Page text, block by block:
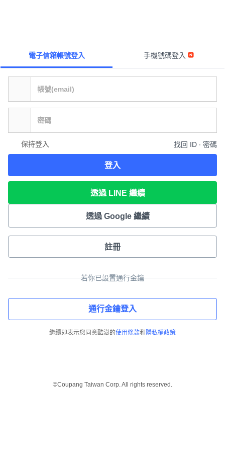
電子信箱帳號登入 手機號碼登入
保持登入 找回 ID ∙ 密碼
登入
透過 LINE 繼續
透過 Google 繼續
註冊
若你已設置通行金鑰
通行金鑰登入
繼續即表示您同意酷澎的使用條款和 隱私權政策
©Coupang Taiwan Corp. All rights reserved.